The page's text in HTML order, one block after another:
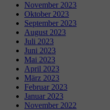
November 2023
Oktober 2023
September 2023
August 2023
Juli 2023
Juni 2023
Mai 2023
April 2023
März 2023
Februar 2023
Januar 2023
November 2022